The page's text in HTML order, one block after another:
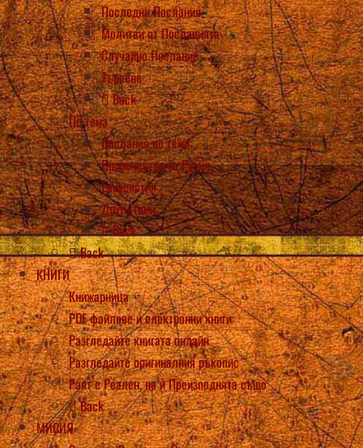
Последни Послания
Молитви от Посланията
Случайно Послание
Търсене
Back
По тема
Послания по теми
Пророчества за Русия
Евхаристия
Други теми
Back
Back
КНИГИ
Книжарница
PDF файлове и електронни книги
Разгледайте книгата онлайн
Разгледайте оригиналния ръкопис
Раят е Реален, но и Преизподнята също
Back
МИСИЯ